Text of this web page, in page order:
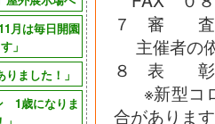
月は毎日開園
」
りました！」
1歳になりま
７ 審
主催者の
８ 表 彰
※新型コロ
合がありま